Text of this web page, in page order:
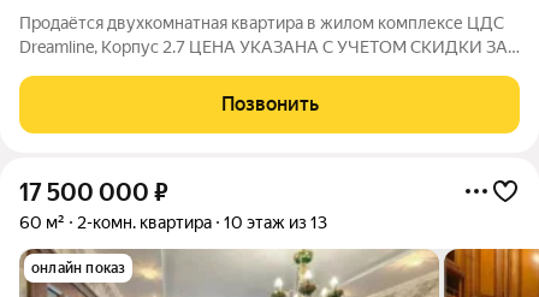
Продаётся двухкомнатная квартира в жилом комплексе ЦДС
Dreamline, Корпус 2.7 ЦЕНА УКАЗАНА С УЧЕТОМ СКИДКИ ЗА
сертификат новосела в магазин ХОФФ на сумму 50 000
рублей. Им можно оплатить не
Позвонить
17 500 000 ₽
60 м² 2-комн. квартира 10 этаж из 13
онлайн показ